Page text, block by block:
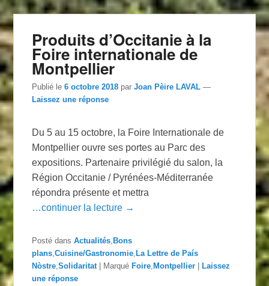
Produits d’Occitanie à la
Foire internationale de
Montpellier
Publié le6 octobre 2018 parJoan Pèire LAVAL —
Laissez une réponse
Du 5 au 15 octobre, la Foire Internationale de
Montpellier ouvre ses portes au Parc des
expositions. Partenaire privilégié du salon, la
Région Occitanie / Pyrénées-Méditerranée
répondra présente et mettra
…continuer la lecture →
Posté dans Actualités Bons
plans ,Cuisine/Gastronomie La Lettre de País
Nòstre ,Solidaritat Marqué Foire Montpellier
Laissez
une réponse